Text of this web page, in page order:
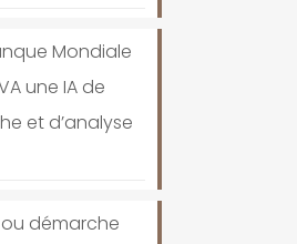
Mondiale
une IA de
et d’analyse
démarche